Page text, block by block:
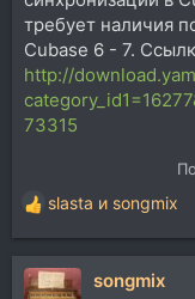
требует наличия
Cubase 6 - 7.
http://
73315
Р
е
а
к
slasta и songmix
songmix